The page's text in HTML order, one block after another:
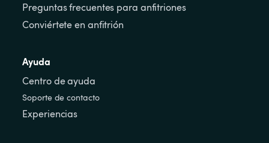
Preguntas frecuentes para anfitriones
Conviértete en anfitrión
Ayuda
Centro de ayuda
Soporte de contacto
Experiencias